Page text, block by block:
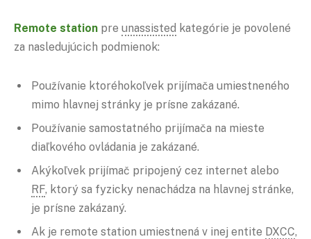
Remote station pre unassisted kategórie je povolené
za nasledujúcich podmienok:
Používanie ktoréhokoľvek prijímača umiestneného
mimo hlavnej stránky je prísne zakázané.
Používanie samostatného prijímača na mieste
diaľkového ovládania je zakázané.
Akýkoľvek prijímač pripojený cez internet alebo
RF, ktorý sa fyzicky nenachádza na hlavnej stránke,
je prísne zakázaný.
Ak je remote station umiestnená v inej entite DXCC,